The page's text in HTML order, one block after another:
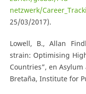
netzwerk/
25/03/2017).
Lowell, B., Allan
strain: Optimising
Countries”, en
Bretaña, Institute for